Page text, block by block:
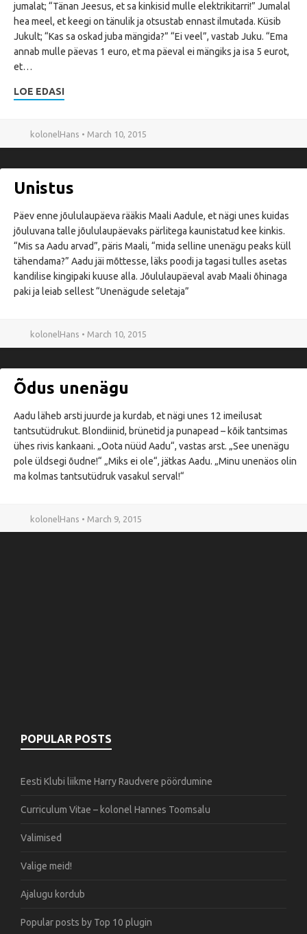
jumalat; “Tänan Jeesus, et sa kinkisid mulle elektrikitarri!” Jumalal
hea meel, et keegi on tänulik ja otsustab ennast ilmutada. Küsib
Jukult; “Kas sa oskad juba mängida?” “Ei veel”, vastab Juku. “Ema
annab mulle päevas 1 euro, et ma päeval ei mängiks ja isa 5 eurot,
et…
LOE EDASI
kolonelHans • March 10, 2015
Unistus
Päev enne jõululaupäeva rääkis Maali Aadule, et nägi unes kuidas
jõuluvana talle jõululaupäevaks pärlitega kaunistatud kee kinkis.
“Mis sa Aadu arvad”, päris Maali, “mida selline unenägu peaks küll
tähendama?” Aadu jäi mõttesse, läks poodi ja tagasi tulles asetas
kandilise kingipaki kuuse alla. Jõululaupäeval avab Maali õhinaga
paki ja leiab sellest “Unenägude seletaja”
kolonelHans • March 10, 2015
Õdus unenägu
Aadu läheb arsti juurde ja kurdab, et nägi unes 12 imeilusat
tantsutüdrukut. Blondiinid, brünetid ja punapead – kõik tantsimas
ühes rivis kankaani. „Oota nüüd Aadu“, vastas arst. „See unenägu
pole üldsegi õudne!“ „Miks ei ole“, jätkas Aadu. „Minu unenäos olin
ma kolmas tantsutüdruk vasakul serval!“
kolonelHans • March 9, 2015
POPULAR POSTS
Eesti Klubi liikme Harry Raudvere pöördumine
Curriculum Vitae – kolonel Hannes Toomsalu
Valimised
Valige meid!
Ajalugu kordub
Popular posts by Top 10 plugin